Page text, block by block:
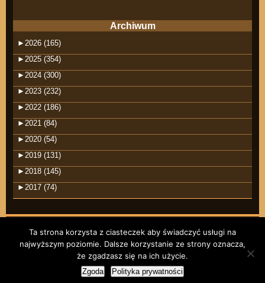
Archiwum
► 2026 (165)
► 2025 (354)
► 2024 (300)
► 2023 (232)
► 2022 (186)
► 2021 (84)
► 2020 (54)
► 2019 (131)
► 2018 (145)
► 2017 (74)
©2026 raindrops
Wpisy RSS
Komentarze RSS
Motyw Raindrops
RODO
Ta strona korzysta z ciasteczek aby świadczyć usługi na
najwyższym poziomie. Dalsze korzystanie ze strony oznacza,
że zgadzasz się na ich użycie.
Zgoda Polityka prywatności